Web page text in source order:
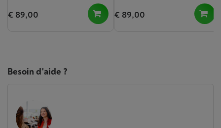
€ 89,00 € 89,00
Besoin d'aide ?